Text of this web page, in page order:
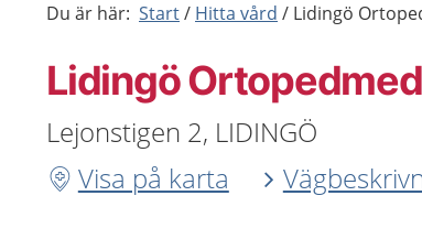
Du är här: Start Hitta vård Lidingö
Lidingö
Lejonstigen 2, LIDINGÖ
Visa på karta